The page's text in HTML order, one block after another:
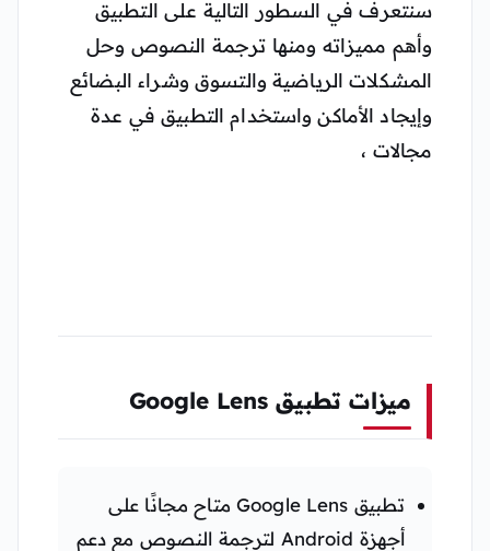
سنتعرف في السطور التالية على التطبيق
وأهم مميزاته ومنها ترجمة النصوص وحل
المشكلات الرياضية والتسوق وشراء البضائع
وإيجاد الأماكن واستخدام التطبيق في عدة
مجالات ،
ميزات تطبيق Google Lens
تطبيق Google Lens متاح مجانًا على
أجهزة Android لترجمة النصوص مع دعم